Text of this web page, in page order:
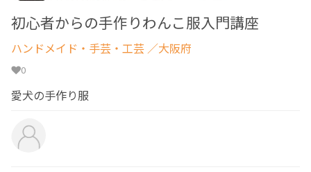
初心者からの手作りわんこ服入門講座
ハンドメイド・手芸・工芸 ／大阪府
0
愛犬の手作り服